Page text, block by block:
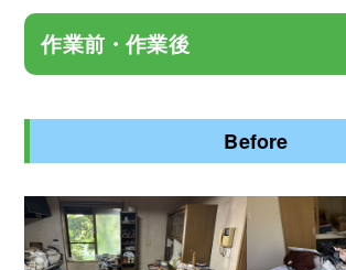
作業前・作業後
Before